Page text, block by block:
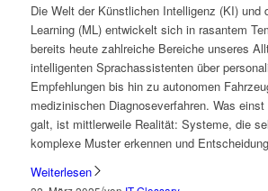
Die Welt der Künstlichen Intelligenz (KI) und
Learning (ML) entwickelt sich in rasantem
bereits heute zahlreiche Bereiche unseres
intelligenten Sprachassistenten über
Empfehlungen bis hin zu autonomen
medizinischen Diagnoseverfahren. Was
galt, ist mittlerweile Realität: Systeme, die
komplexe Muster erkennen und
Weiterlesen